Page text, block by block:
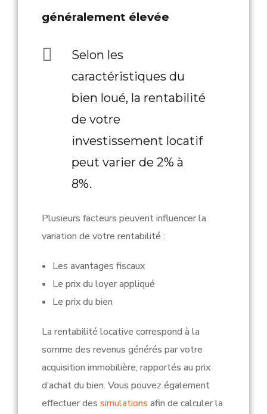
généralement élevée
Selon les
caractéristiques du
bien loué, la rentabilité
de votre
investissement locatif
peut varier de 2% à
8%.
Plusieurs facteurs peuvent influencer la
variation de votre rentabilité :
Les avantages fiscaux
Le prix du loyer appliqué
Le prix du bien
La rentabilité locative correspond à la
somme des revenus générés par votre
acquisition immobilière, rapportés au prix
d’achat du bien. Vous pouvez également
effectuer des simulations afin de calculer la